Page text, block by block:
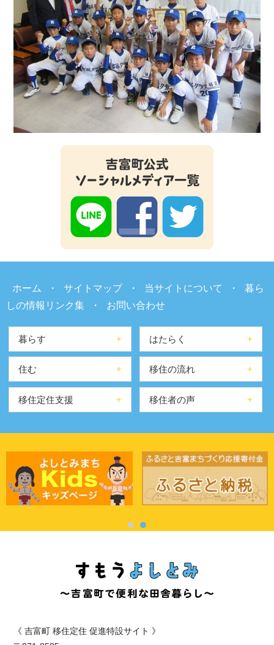
ホーム ・ サイトマップ ・ 当サイトについて ・
暮ら
しの情報リンク集
・ お問い合わせ
暮らす はたらく
住む 移住の流れ
移住定住支援 移住者の声
《吉富町 移住定住 促進特設サイト 》